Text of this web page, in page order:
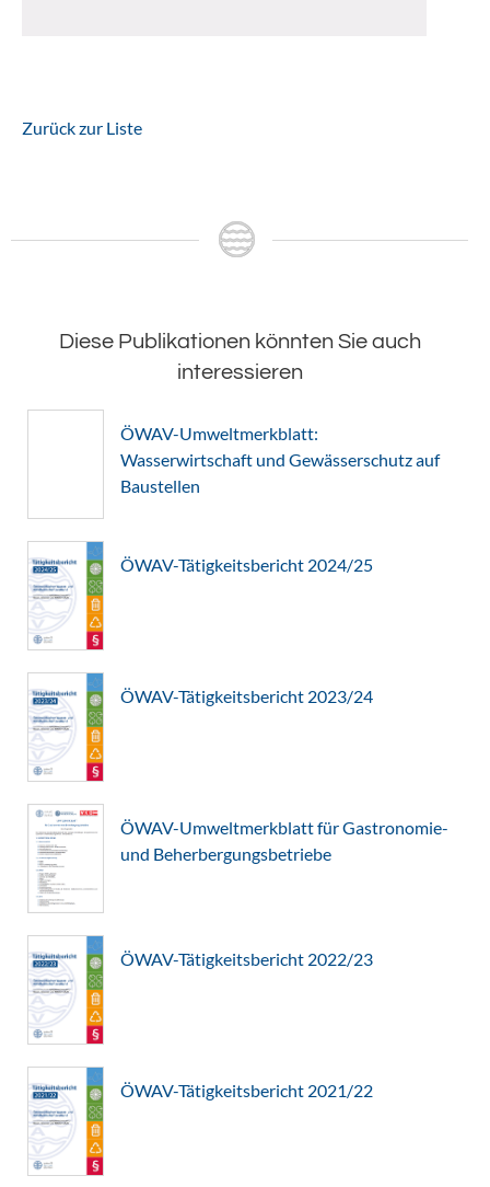
Zurück zur Liste
Diese Publikationen könnten Sie auch
interessieren
ÖWAV-Umweltmerkblatt:
Wasserwirtschaft und Gewässerschutz auf
Baustellen
ÖWAV-Tätigkeitsbericht 2024/25
ÖWAV-Tätigkeitsbericht 2023/24
ÖWAV-Umweltmerkblatt für Gastronomie-
und Beherbergungsbetriebe
ÖWAV-Tätigkeitsbericht 2022/23
ÖWAV-Tätigkeitsbericht 2021/22